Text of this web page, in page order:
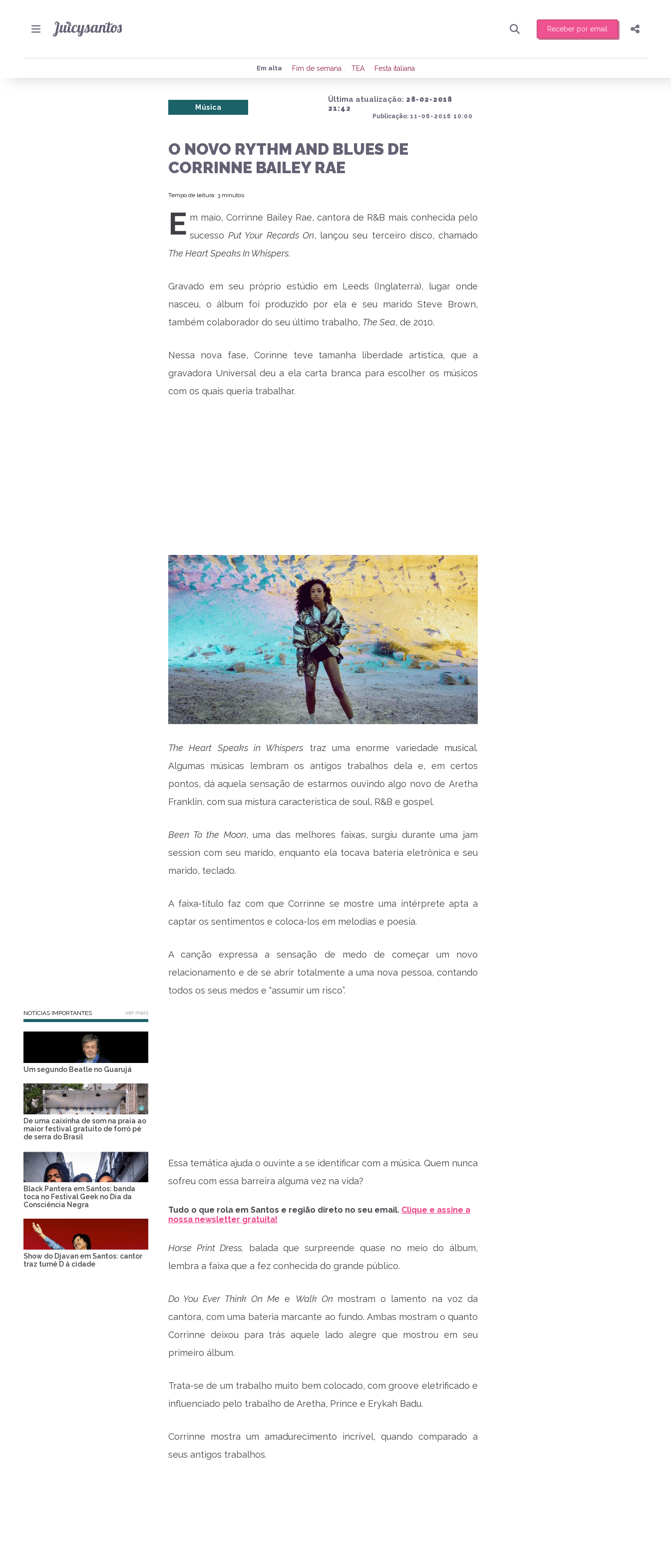
Receber por email
Preencha seus dados para receber toda sexta-feira de manhã o resumo
de eventos e notícias da região.
Compartilhar
Em alta Fim de semana TEA Festa italiana
Última atualização: 28-02-2018
21:42
Publicação: 11-06-2016 10:00
Música
O NOVO RYTHM AND BLUES DE
CORRINNE BAILEY RAE
Tempo de leitura: 3 minutos
E m maio, Corrinne Bailey Rae, cantora de R&B mais conhecida pelo
sucessoPut Your Records On, lançou seu terceiro disco, chamado
The Heart Speaks In Whispers.
Gravado em seu próprio estúdio em Leeds (Inglaterra), lugar onde
nasceu, o álbum foi produzido por ela e seu marido Steve Brown,
também colaborador do seu último trabalho, The Sea, de 2010.
Nessa nova fase, Corinne teve tamanha liberdade artística, que a
gravadora Universal deu a ela carta branca para escolher os músicos
com os quais queria trabalhar.
The Heart Speaks in Whispers traz uma enorme variedade musical.
Algumas músicas lembram os antigos trabalhos dela e, em certos
pontos, dá aquela sensação de estarmos ouvindo algo novo de Aretha
Franklin, com sua mistura característica de soul, R&B e gospel.
Been To the Moon, uma das melhores faixas, surgiu durante uma jam
session com seu marido, enquanto ela tocava bateria eletrônica e seu
marido, teclado.
A faixa-título faz com que Corrinne se mostre uma intérprete apta a
captar os sentimentos e coloca-los em melodias e poesia.
A canção expressa a sensação de medo de começar um novo
relacionamento e de se abrir totalmente a uma nova pessoa, contando
todos os seus medos e “assumir um risco”.
Essa temática ajuda o ouvinte a se identificar com a música. Quem nunca
sofreu com essa barreira alguma vez na vida?
Tudo o que rola em Santos e região direto no seu email. Clique e assine a
nossa newsletter gratuita!
Horse Print Dress,
balada que surpreende quase no meio do álbum,
lembra a faixa que a fez conhecida do grande público.
Do You Ever Think On Me e Walk On mostram o lamento na voz da
cantora, com uma bateria marcante ao fundo. Ambas mostram o quanto
Corrinne deixou para trás aquele lado alegre que mostrou em seu
primeiro álbum.
Trata-se de um trabalho muito bem colocado, com groove eletrificado e
influenciado pelo trabalho de Aretha, Prince e Erykah Badu.
Corrinne mostra um amadurecimento incrível, quando comparado a
seus antigos trabalhos.
NOTÍCIAS IMPORTANTES ver mais
Um segundo Beatle no Guarujá
De uma caixinha de som na praia ao
maior festival gratuito de forró pé
de serra do Brasil
Black Pantera em Santos: banda
toca no Festival Geek no Dia da
Consciência Negra
Show do Djavan em Santos: cantor
traz turnê D à cidade